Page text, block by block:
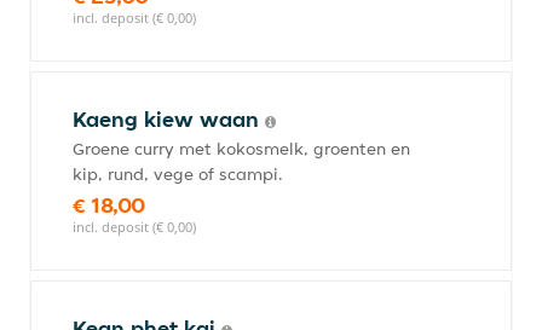
incl. deposit (€ 0,00)
Kaeng kiew waan
Groene curry met kokosmelk, groenten en
kip, rund, vege of scampi.
€ 18,00
incl. deposit (€ 0,00)